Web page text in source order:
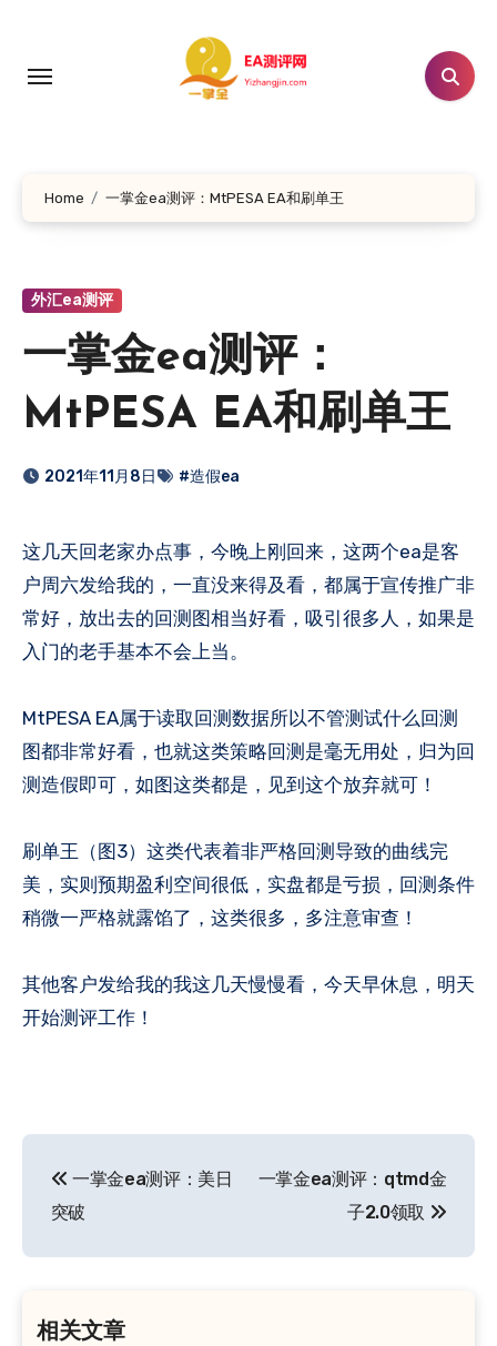
Home 一掌金ea测评：MtPESA EA和刷单王
外汇ea测评
一掌金ea测评：
MtPESA EA和刷单王
2021年11月8日 #造假ea
这几天回老家办点事，今晚上刚回来，这两个ea是客
户周六发给我的，一直没来得及看，都属于宣传推广非
常好，放出去的回测图相当好看，吸引很多人，如果是
入门的老手基本不会上当。
MtPESA EA属于读取回测数据所以不管测试什么回测
图都非常好看，也就这类策略回测是毫无用处，归为回
测造假即可，如图这类都是，见到这个放弃就可！
刷单王（图3）这类代表着非严格回测导致的曲线完
美，实则预期盈利空间很低，实盘都是亏损，回测条件
稍微一严格就露馅了，这类很多，多注意审查！
其他客户发给我的我这几天慢慢看，今天早休息，明天
开始测评工作！
章
导
一掌金ea测评：美日
突破
一掌金ea测评：qtmd金
子2.0领取
相关文章